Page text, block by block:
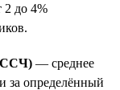
2 до 4%
(ССЧ) — среднее
за определённый